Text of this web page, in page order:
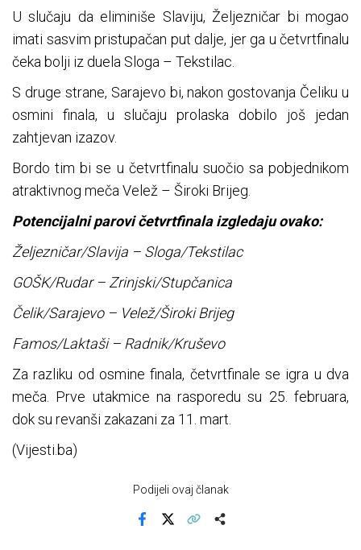
U slučaju da eliminiše Slaviju, Željezničar bi mogao
imati sasvim pristupačan put dalje, jer ga u četvrtfinalu
čeka bolji iz duela Sloga – Tekstilac.
S druge strane, Sarajevo bi, nakon gostovanja Čeliku u
osmini finala, u slučaju prolaska dobilo još jedan
zahtjevan izazov.
Bordo tim bi se u četvrtfinalu suočio sa pobjednikom
atraktivnog meča Velež – Široki Brijeg.
Potencijalni parovi četvrtfinala izgledaju ovako:
Željezničar/Slavija – Sloga/Tekstilac
GOŠK/Rudar – Zrinjski/Stupčanica
Čelik/Sarajevo – Velež/Široki Brijeg
Famos/Laktaši – Radnik/Kruševo
Za razliku od osmine finala, četvrtfinale se igra u dva
meča. Prve utakmice na rasporedu su 25. februara,
dok su revanši zakazani za 11. mart.
(Vijesti.ba)
Podijeli ovaj članak